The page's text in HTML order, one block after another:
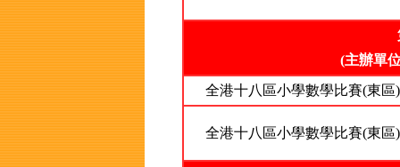
(主辦單
全港十八區小學數學比賽(東區)
全港十八區小學數學比賽(東區)